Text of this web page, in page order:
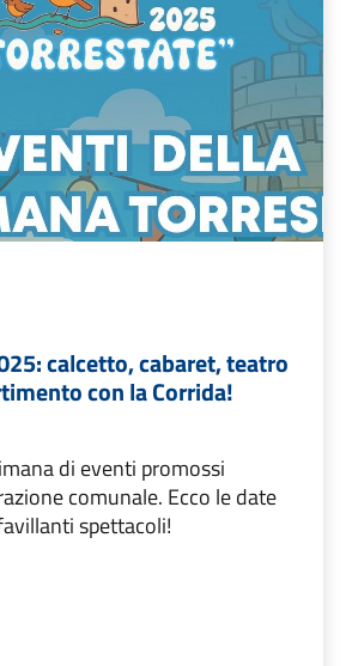
calcetto, cabaret, teatro
con la Corrida!
di eventi promossi
comunale. Ecco le date
spettacoli!